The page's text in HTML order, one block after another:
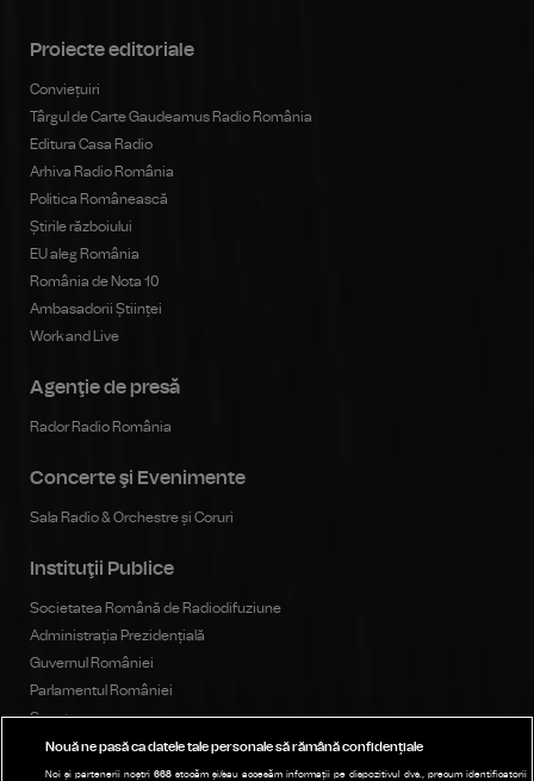
Proiecte editoriale
Conviețuiri
Târgul de Carte Gaudeamus Radio România
Editura Casa Radio
Arhiva Radio România
Politica Românească
Știrile războiului
EU aleg România
România de Nota 10
Ambasadorii Științei
Work and Live
Agenţie de presă
Rador Radio România
Concerte şi Evenimente
Sala Radio & Orchestre și Coruri
Instituţii Publice
Societatea Română de Radiodifuziune
Administrația Prezidențială
Guvernul României
Parlamentul României
Senat
Camera Deputaților
Consiliul Național al Audiovizualului
Nouă ne pasă ca datele tale personale să rămână confidențiale
Noi și partenerii noștri668 stocăm și/sau accesăm informații pe dispozitivul dvs., precum identificatorii